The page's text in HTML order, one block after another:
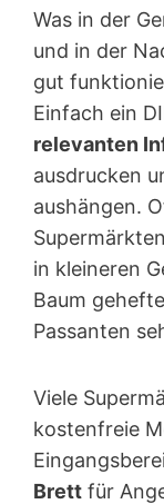
Was in der
und in der
gut
Einfach ein
relevanten
ausdrucken
aushängen.
in kleineren
Baum
Passanten
Viele
kostenfreie
Brett für